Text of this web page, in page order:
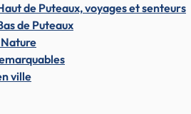
de Puteaux, voyages et senteurs
de Puteaux
ville